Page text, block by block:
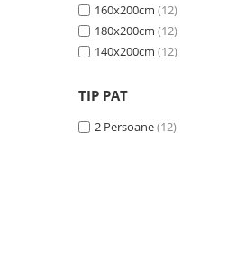
160x200cm (12)
180x200cm (12)
140x200cm (12)
TIP PAT
2 Persoane(12)